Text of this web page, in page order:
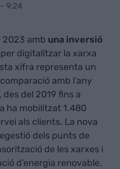
9:24
2023 amb una inversió
per digitalitzar la xarxa
xifra representa un
amb l’any
del 2019 fins a
ha mobilitzat 1.480
als clients. La nova
dels punts de
de les xarxes i
d’energia renovable.